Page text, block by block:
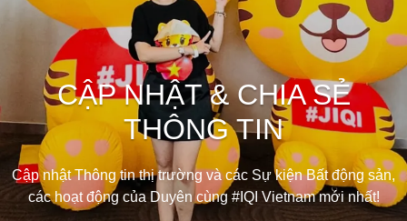
CẬP NHẬT & CHIA SẺ
THÔNG TIN
Cập nhật Thông tin thị trường và các Sự kiện Bất động sản,
các hoạt động của Duyên cùng #IQI Vietnam mới nhất!